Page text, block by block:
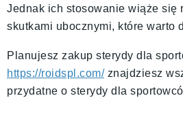
Jednak ich stosowanie wiąże się
skutkami ubocznymi, które warto
Planujesz zakup sterydy dla
https://roidspl.com/znajdziesz
przydatne o sterydy dla